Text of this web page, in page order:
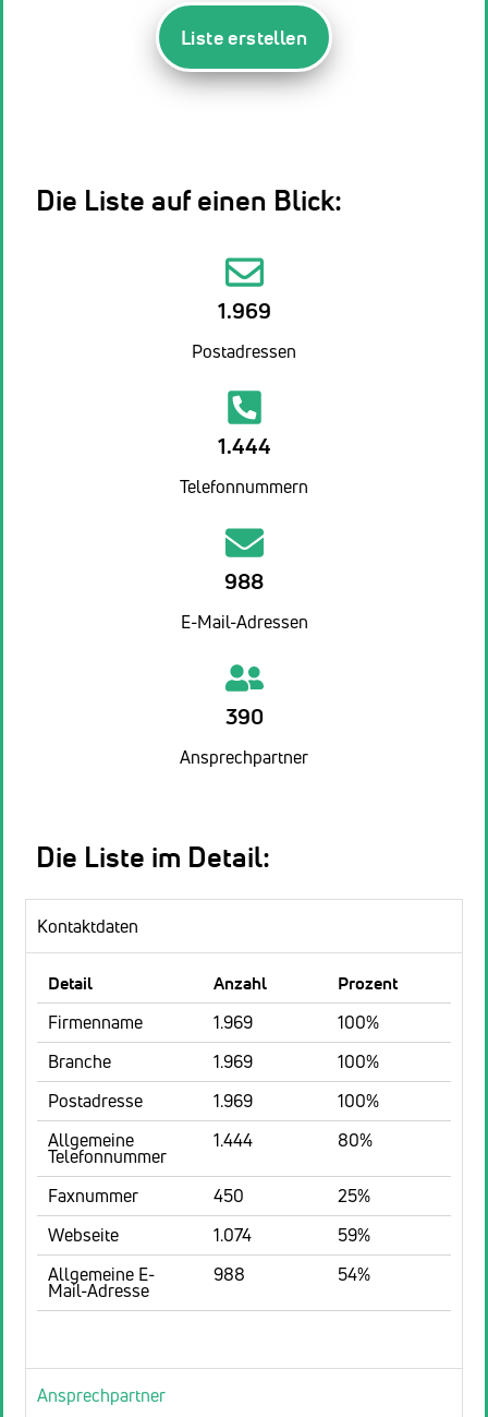
Liste erstellen
Die Liste auf einen Blick:
1.969
Postadressen
1.444
Telefonnummern
988
E-Mail-Adressen
390
Ansprechpartner
Die Liste im Detail:
Kontaktdaten
Detail Anzahl
Prozent
Firmenname
1.969
100%
Branche
1.969
100%
Postadresse
1.969
100%
Allgemeine
Telefonnummer
1.444 80%
Faxnummer 450
25%
Webseite
1.074
59%
Allgemeine E-
Mail-Adresse
988 54%
Ansprechpartner